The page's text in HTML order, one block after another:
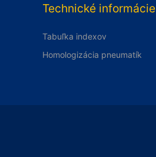
Technické informácie
Tabuľka indexov
Homologizácia pneumatík